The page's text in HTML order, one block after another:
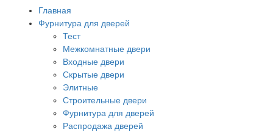
Главная
Фурнитура для дверей
Тест
Межкомнатные двери
Входные двери
Скрытые двери
Элитные
Строительные двери
Фурнитура для дверей
Распродажа дверей